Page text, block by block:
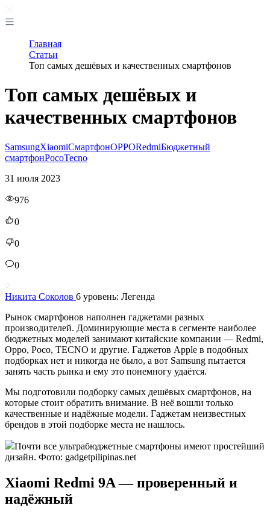
Главная
Статьи
Топ самых дешёвых и качественных смартфонов
Топ самых дешёвых и
качественных смартфонов
SamsungXiaomiСмартфонOPPORedmiБюджетный
смартфонPocoTecno
31 июля 2023
976
0
0
0
Никита Соколов 6 уровень: Легенда
Рынок смартфонов наполнен гаджетами разных
производителей. Доминирующие места в сегменте наиболее
бюджетных моделей занимают китайские компании — Redmi,
Oppo, Poco, TECNO и другие. Гаджетов Apple в подобных
подборках нет и никогда не было, а вот Samsung пытается
занять часть рынка и ему это понемногу удаётся.
Мы подготовили подборку самых дешёвых смартфонов, на
которые стоит обратить внимание. В неё вошли только
качественные и надёжные модели. Гаджетам неизвестных
брендов в этой подборке места не нашлось.
Почти все ультрабюджетные смартфоны имеют простейший
дизайн. Фото: gadgetpilipinas.net
Xiaomi Redmi 9A — проверенный и
надёжный